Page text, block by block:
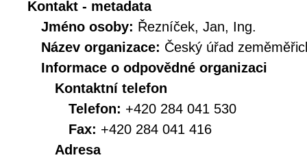
Kontakt - metadata
Jméno osoby: Řezníček, Jan, Ing.
Název organizace: Český úřad
Informace o odpovědné organizaci
Kontaktní telefon
Telefon: +420 284 041 530
Fax: +420 284 041 416
Adresa